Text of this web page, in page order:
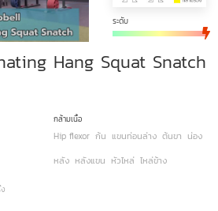
ระดับ
Hang Squat Snatch
กล้ามเนื้อ
Hip flexor ก้น แขนท่อนล่าง ต้นขา น่อง
หลัง หลังแขน หัวไหล่ ไหล่ข้าง